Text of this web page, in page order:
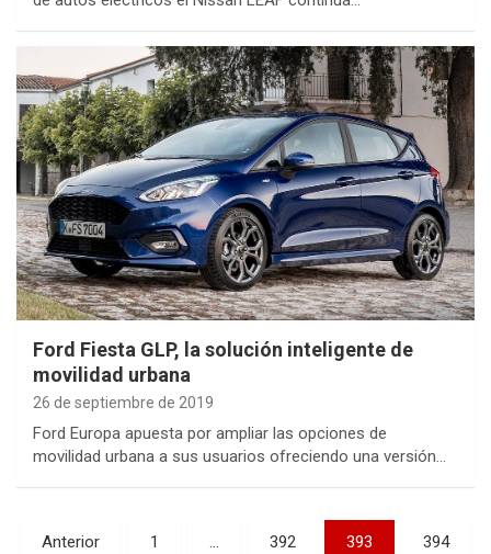
Ford Fiesta GLP, la solución inteligente de
movilidad urbana
26 de septiembre de 2019
Ford Europa apuesta por ampliar las opciones de
movilidad urbana a sus usuarios ofreciendo una versión…
Paginación
Anterior 1 … 392 393 394